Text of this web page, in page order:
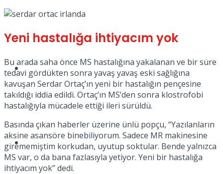
Müzik
Sinema
View All Result
Yeni hastalığa ihtiyacım yok
Bu arada saha önce MS hastalığına yakalanan ve bir süre
tedavi gördükten sonra yavaş yavaş eski sağlığına
kavuşan Serdar Ortaç’ın yeni bir hastalığın pençesine
takıldığı iddia edildi. Ortaç’ın MS’den sonra klostrofobi
hastalığıyla mücadele ettiği ileri sürüldü.
Basında çıkan haberler üzerine ünlü popçu, “Yazılanların
aksine asansöre binebiliyorum. Sadece MR makinesine
girememiştim korkudan, uyutup soktular. Bende yalnızca
MS var, o da bana fazlasıyla yetiyor. Yeni bir hastalığa
ihtiyacım yok” dedi.